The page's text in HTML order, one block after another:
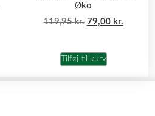
Øko
119,95kr. 79,00 kr.
Tilføj til kurv